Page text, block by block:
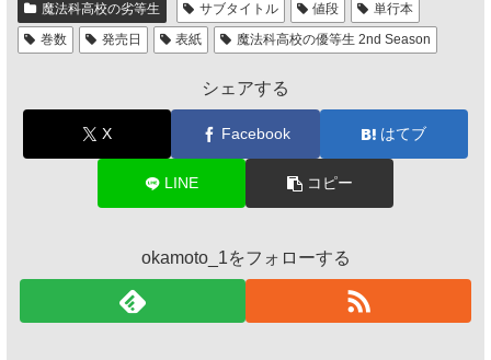
魔法科高校の劣等生 サブタイトル 値段
単行本
巻数
発売日 表紙 魔法科高校の優等生 2nd Season
シェアする
X Facebook はてブ
LINE コピー
okamoto_1をフォローする